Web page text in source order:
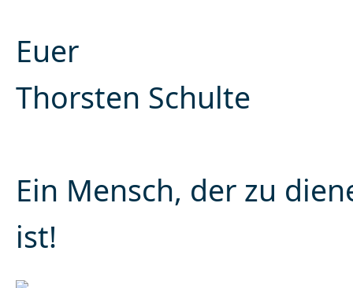
Euer
Thorsten Schulte
Ein Mensch, der zu
ist!